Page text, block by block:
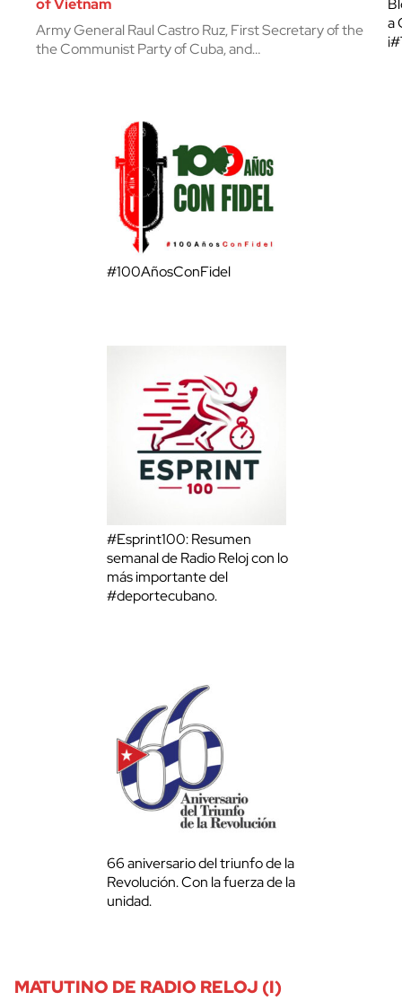
of Vietnam
Army General Raul Castro Ruz, First Secretary of the
the Communist Party of Cuba, and…
a
#100AñosConFidel
#Esprint100: Resumen
semanal de Radio Reloj con lo
más importante del
#deportecubano.
66 aniversario del triunfo de la
Revolución. Con la fuerza de la
unidad.
MATUTINO DE RADIO RELOJ (I)